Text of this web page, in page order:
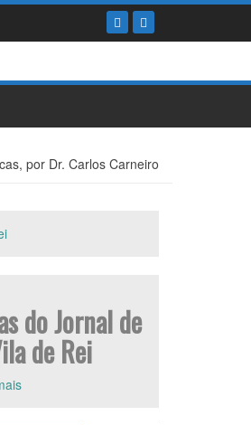
por Dr. Carlos Carneiro
do Jornal de
de Rei